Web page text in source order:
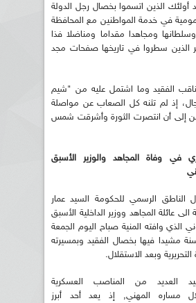
أولئك الذين اتسموا بخصال رجل الدولة
في خدمة المواطنين مع المحافظة
ومجاهدا مقداما ومناضلا فذا
الذين سطروا في تاريخها صفحات مجد
الفقيد وما اشتمل عليه من "شيم
إذ لم تثنه كل الصعاب عن مواصلة
إلى أن انتصرت الثورة وأشرقت شمس
في وفاة المجاهد والوزير الأسبق
الناطق الرسمي للحكومة السيد عمار
الى عائلة المجاهد ووزير الداخلية الأسبق
الذي وافته المنية صباح اليوم الجمعة
عمر ناهز 83 سنة مشيدا فيها بخصال الفقيد وبمسيرته
التحريرية وبعد الاستقلال.
العديد من المناصب العسكرية
مساره المهني, إذ يعد أحد أبرز